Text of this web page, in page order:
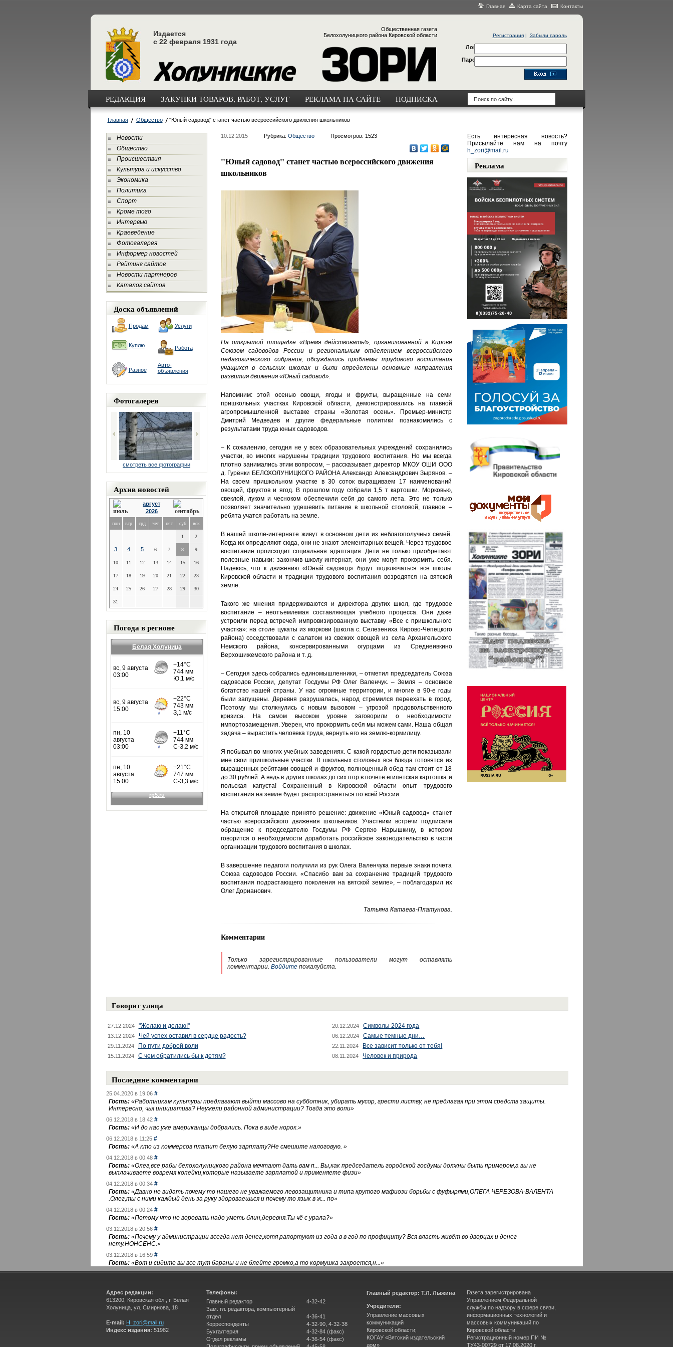
Главная Карта сайта Контакты
Издается
с 22 февраля 1931 года
Общественная газета
Белохолуницкого района Кировской области
Регистрация| Забыли пароль
Логин
Пароль
РЕДАКЦИЯ ЗАКУПКИ ТОВАРОВ, РАБОТ, УСЛУГ РЕКЛАМА НА САЙТЕ ПОДПИСКА
Главная Общество "Юный садовод" станет частью всероссийского движения школьников
Новости
Общество
Происшествия
Культура и искусство
Экономика
Политика
Спорт
Кроме того
Интервью
Краеведение
Фотогалерея
Информер новостей
Рейтинг сайтов
Новости партнеров
Каталог сайтов
Доска объявлений
Продам Услуги
Куплю Работа
Разное
Авто-
объявления
Фотогалерея
смотреть все фотографии
Архив новостей
август
2026
пон втр срд чет пят суб вск
1 2
3 4 5 6 7 8 9
10 11 12 13 14 15 16
17 18 19 20 21 22 23
24 25 26 27 28 29 30
31
Погода в регионе
Белая Холуница
10.12.2015 Рубрика: Общество Просмотров: 1523
"Юный садовод" станет частью всероссийского движения
школьников
На открытой площадке «Время действовать!», организованной в Кирове
Союзом садоводов России и региональным отделением всероссийского
педагогического собрания, обсуждались проблемы трудового воспитания
учащихся в сельских школах и были определены основные направления
развития движения «Юный садовод».
Напомним: этой осенью овощи, ягоды и фрукты, выращенные на семи
пришкольных участках Кировской области, демонстрировались на главной
агропромышленной выставке страны «Золотая осень». Премьер-министр
Дмитрий Медведев и другие федеральные политики познакомились с
результатами труда юных садоводов.
– К сожалению, сегодня не у всех образовательных учреждений сохранились
участки, во многих нарушены традиции трудового воспитания. Но мы всегда
плотно занимались этим вопросом, – рассказывает директор МКОУ ОШИ ООО
д. Гурёнки БЕЛОХОЛУНИЦКОГО РАЙОНА Александр Александрович Зырянов. –
На своем пришкольном участке в 30 соток выращиваем 17 наименований
овощей, фруктов и ягод. В прошлом году собрали 1,5 т картошки. Морковью,
свеклой, луком и чесноком обеспечили себя до самого лета. Это не только
позволяет значительно удешевить питание в школьной столовой, главное –
ребята учатся работать на земле.
В нашей школе-интернате живут в основном дети из неблагополучных семей.
Когда их определяют сюда, они не знают элементарных вещей. Через трудовое
воспитание происходит социальная адаптация. Дети не только приобретают
полезные навыки: закончив школу-интернат, они уже могут прокормить себя.
Надеюсь, что к движению «Юный садовод» будут подключаться все школы
Кировской области и традиции трудового воспитания возродятся на вятской
земле.
Такого же мнения придерживаются и директора других школ, где трудовое
воспитание – неотъемлемая составляющая учебного процесса. Они даже
устроили перед встречей импровизированную выставку «Все с пришкольного
участка»: на столе цукаты из моркови (школа с. Селезениха Кирово-Чепецкого
района) соседствовали с салатом из свежих овощей из села Архангельского
Немского района, консервированными огурцами из Среднеивкино
Верхошижемского района и т. д.
– Сегодня здесь собрались единомышленники, – отметил председатель Союза
садоводов России, депутат Госдумы РФ Олег Валенчук. – Земля – основное
богатство нашей страны. У нас огромные территории, и многие в 90-е годы
были запущены. Деревня разрушалась, народ стремился переехать в город.
Поэтому мы столкнулись с новым вызовом – угрозой продовольственного
кризиса. На самом высоком уровне заговорили о необходимости
импортозамещения. Уверен, что прокормить себя мы можем сами. Наша общая
задача – вырастить человека труда, вернуть его на землю-кормилицу.
Я побывал во многих учебных заведениях. С какой гордостью дети показывали
мне свои пришкольные участки. В школьных столовых все блюда готовятся из
выращенных ребятами овощей и фруктов, полноценный обед там стоит от 18
до 30 рублей. А ведь в других школах до сих пор в почете египетская картошка и
польская капуста! Сохраненный в Кировской области опыт трудового
воспитания на земле будет распространяться по всей России.
На открытой площадке принято решение: движение «Юный садовод» станет
частью всероссийского движения школьников. Участники встречи подписали
обращение к председателю Госдумы РФ Сергею Нарышкину, в котором
говорится о необходимости доработать российское законодательство в части
организации трудового воспитания в школах.
В завершение педагоги получили из рук Олега Валенчука первые знаки почета
Союза садоводов России. «Спасибо вам за сохранение традиций трудового
воспитания подрастающего поколения на вятской земле», – поблагодарил их
Олег Дорианович.
Татьяна Катаева-Платунова.
Комментарии
Только зарегистрированные пользователи могут оставлять
комментарии. Войдитепожалуйста.
Есть интересная новость?
Присылайте нам на почту
h_zori@mail.ru
Реклама
Говорит улица
27.12.2024 "Желаю и делаю!" 20.12.2024 Символы 2024 года
13.12.2024 Чей успех оставил в сердце радость? 06.12.2024 Самые темные дни…
29.11.2024 По пути доброй воли 22.11.2024 Все зависит только от тебя!
15.11.2024 С чем обратились бы к детям? 08.11.2024 Человек и природа
Последние комментарии
25.04.2020 в 19:06 #
Гость: «Работникам культуры предлагают выйти массово на субботник, убирать мусор, грести листву, не предлагая при этом средств защиты.
Интересно, чья инициатива? Неужели районной администрации? Тогда это вопи»
06.12.2018 в 18:42 #
Гость: «И до нас уже американцы добрались. Пока в виде норок.»
06.12.2018 в 11:25 #
Гость: «А кто из коммерсов платит белую зарплату?Не смешите налоговую. »
04.12.2018 в 00:48 #
Гость: «Олег,все рабы белохолуницкого района мечтают дать вам п... Вы,как председатель городской госдумы должны быть примером,а вы не
выплачиваете вовремя копейки,которые называете зарплатой и применяете физи»
04.12.2018 в 00:34 #
Гость: «Давно не видать почему то нашего не уважаемого левозащитника и типа крутого мафиози борьбы с фуфырями,ОПЕГА ЧЕРЕЗОВА-ВАЛЕНТА
.Олег,ты с ними каждый день за руку здороваешься и почему то язык в ж... по»
04.12.2018 в 00:24 #
Гость: «Потому что не воровать надо уметь блин,деревня.Ты чё с урала?»
03.12.2018 в 20:56 #
Гость: «Почему у администрации всегда нет денег,хотя рапортуют из года в в год по профициту? Вся власть живёт во дворцах и денег
нету.НОНСЕНС.»
03.12.2018 в 16:59 #
Гость: «Вот и сидите вы все тут бараны и не блейте громко,а то кормушка закроется,н...»
Адрес редакции:
613200, Кировская обл., г. Белая
Холуница, ул. Смирнова, 18
E-mail: H_zori@mail.ru
Индекс издания: 51982
Телефоны:
Главный редактор
Зам. гл. редактора, компьютерный
отдел
Корреспонденты
Бухгалтерия
Отдел рекламы
4-32-42
4-36-41
4-32-90, 4-32-38
4-32-84 (факс)
4-36-54 (факс)
Главный редактор: Т.Л. Лыжина
Учредители:
Управление массовых
коммуникаций
Кировской области;
КОГАУ «Вятский издательский
дом»
Газета зарегистрирована
Управлением Федеральной
службы по надзору в сфере связи,
информационных технологий и
массовых коммуникаций по
Кировской области.
Регистрационный номер ПИ №
ТУ43-00729 от 17.08.2020 г.